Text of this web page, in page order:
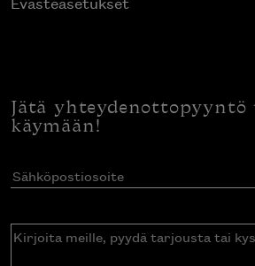
Jätä
käymään!
Sähköpostiosoite(Pakollinen)
Kirjoita